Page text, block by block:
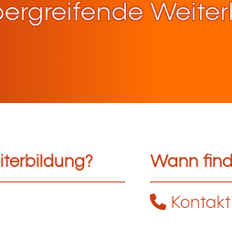
Wann